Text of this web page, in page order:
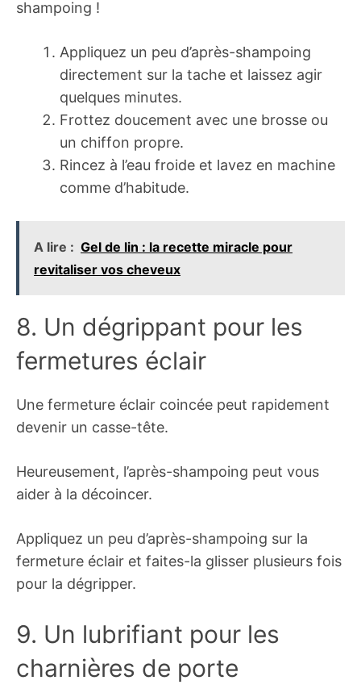
shampoing !
Appliquez un peu d’après-shampoing
directement sur la tache et laissez agir
quelques minutes.
Frottez doucement avec une brosse ou
un chiffon propre.
Rincez à l’eau froide et lavez en machine
comme d’habitude.
A lire : Gel de lin : la recette miracle pour
revitaliser vos cheveux
8. Un dégrippant pour les
fermetures éclair
Une fermeture éclair coincée peut rapidement
devenir un casse-tête.
Heureusement, l’après-shampoing peut vous
aider à la décoincer.
Appliquez un peu d’après-shampoing sur la
fermeture éclair et faites-la glisser plusieurs fois
pour la dégripper.
9. Un lubrifiant pour les
charnières de porte